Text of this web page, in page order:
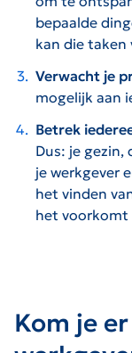
bepaalde
kan die taken
Verwacht je
mogelijk aan
Betrek
Dus: je gezin,
je werkgever
het vinden
het voorkomt
Kom je